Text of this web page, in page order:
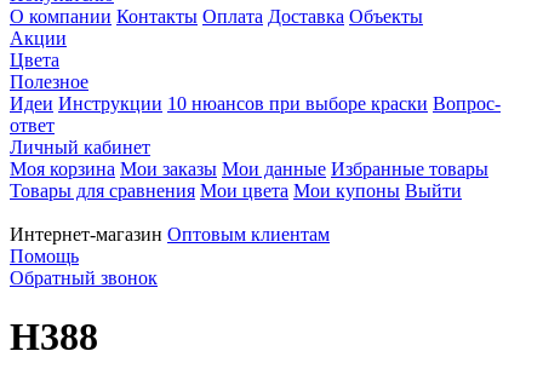
О компании Контакты Оплата Доставка Объекты
Акции
Цвета
Полезное
Идеи Инструкции 10 нюансов при выборе краски Вопрос-
ответ
Личный кабинет
Моя корзина Мои заказы Мои данные Избранные товары
Товары для сравнения Мои цвета Мои купоны Выйти
Интернет-магазин Оптовым клиентам
Помощь
Обратный звонок
H388